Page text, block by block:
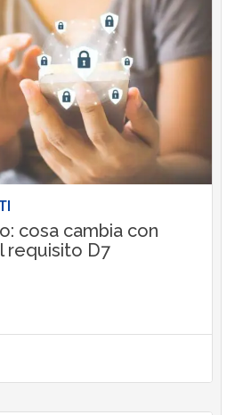
cosa cambia con
requisito D7